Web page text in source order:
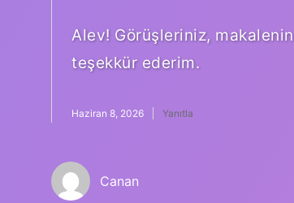
Alev! Görüşleriniz, makalenin
teşekkür ederim.
Haziran 8, 2026 Yanıtla
Canan